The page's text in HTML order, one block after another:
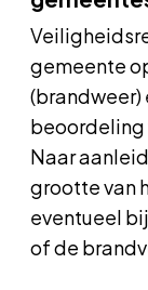
gemeente
(brandweer)
beoordeling
Naar
grootte van
eventueel
of de